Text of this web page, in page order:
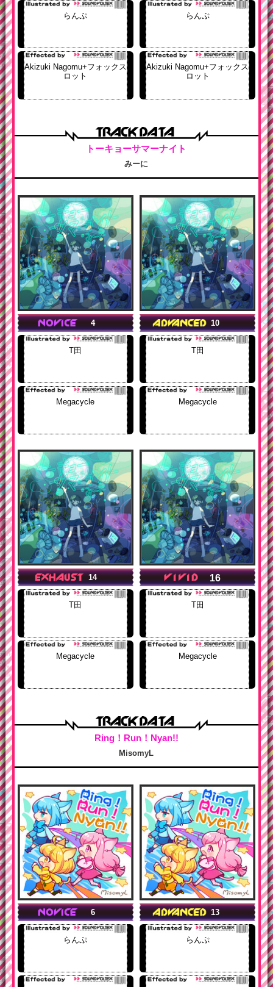
らんぷ
Akizuki Nagomu+フォックス
ロット
らんぷ
Akizuki Nagomu+フォックス
ロット
トーキョーサマーナイト
みーに
4
T田
Megacycle
10
T田
Megacycle
14
T田
Megacycle
16
T田
Megacycle
Ring！Run！Nyan!!
MisomyL
6
らんぷ
13
らんぷ